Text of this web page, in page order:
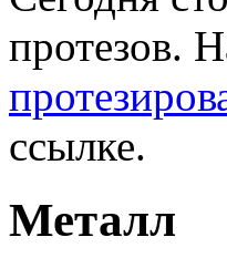
протезов.
ссылке.
Металл